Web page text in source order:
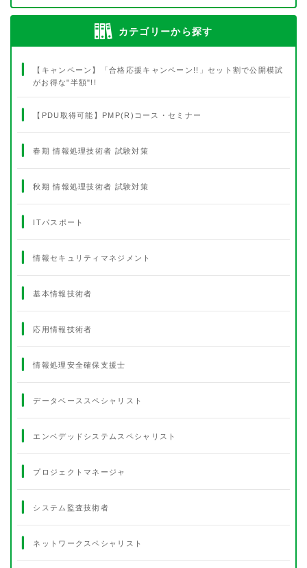
カテゴリーから探す
【キャンペーン】「合格応援キャンペーン!!」セット割で公開模試
がお得な"半額"!!
【PDU取得可能】PMP(R)コース・セミナー
春期 情報処理技術者 試験対策
秋期 情報処理技術者 試験対策
ITパスポート
情報セキュリティマネジメント
基本情報技術者
応用情報技術者
情報処理安全確保支援士
データベーススペシャリスト
エンベデッドシステムスペシャリスト
プロジェクトマネージャ
システム監査技術者
ネットワークスペシャリスト